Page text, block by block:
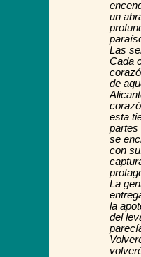
un
Las
Cada
de
esta
partes
se
con
La
la
del